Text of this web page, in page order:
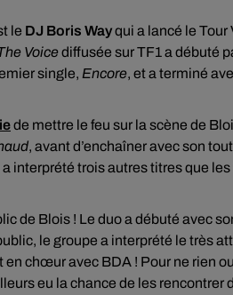
le DJ Boris Wayqui a lancé le
Voicediffusée sur TF1 a débuté
single, Encore, et a terminé
de mettre le feu sur la scène de
, avant d’enchaîner avec son
interprété trois autres titres que
de Blois ! Le duo a débuté avec
le groupe a interprété le très
chœur avec BDA ! Pour ne rien
eu la chance de les rencontrer